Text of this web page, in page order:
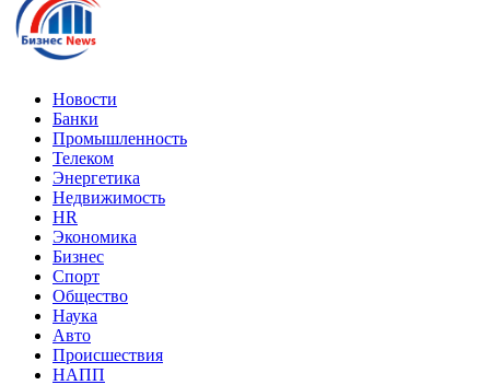
Новости
Банки
Промышленность
Телеком
Энергетика
Недвижимость
HR
Экономика
Бизнес
Спорт
Общество
Наука
Авто
Происшествия
НАПП